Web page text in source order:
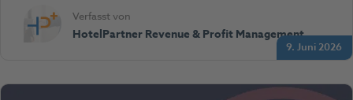
9. Juni 2026
Verfasst von
HotelPartner Revenue & Profit Management